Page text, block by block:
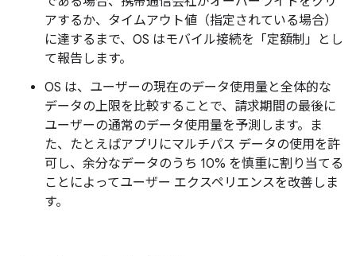
アするか、タイムアウト値（指定されている場合）
に達するまで、OS はモバイル接続を「定額制」とし
て報告します。
OS は、ユーザーの現在のデータ使用量と全体的な
データの上限を比較することで、請求期間の最後に
ユーザーの通常のデータ使用量を予測します。ま
た、たとえばアプリにマルチパス データの使用を許
可し、余分なデータのうち 10% を慎重に割り当てる
ことによってユーザー エクスペリエンスを改善しま
す。